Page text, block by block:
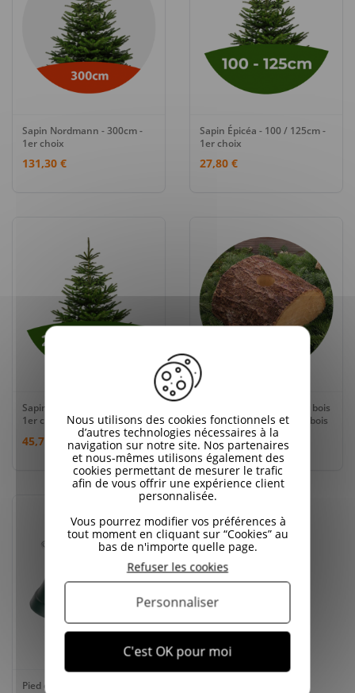
Sapin Nordmann - 300cm -
1er choix
131,30 €
Sapin Épicéa - 100 / 125cm -
1er choix
27,80 €
Sapin Épicéa - 200 / 225cm -
1er choix
45,71 €
Pied de sapin de Noël en bois
ou Croisillon - Bûche en bois
5,90 €
Pied de Sapin réglable ELHO
Nous utilisons des cookies fonctionnels et
d’autres technologies nécessaires à la
navigation sur notre site. Nos partenaires
et nous-mêmes utilisons également des
cookies permettant de mesurer le trafic
afin de vous offrir une expérience client
personnalisée.
Vous pourrez modifier vos préférences à
tout moment en cliquant sur “Cookies” au
bas de n'importe quelle page.
C'est OK pour moi
Refuser les cookies
Personnaliser